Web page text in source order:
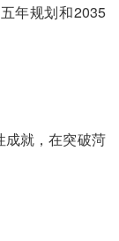
年规划和2035
就，在突破菏